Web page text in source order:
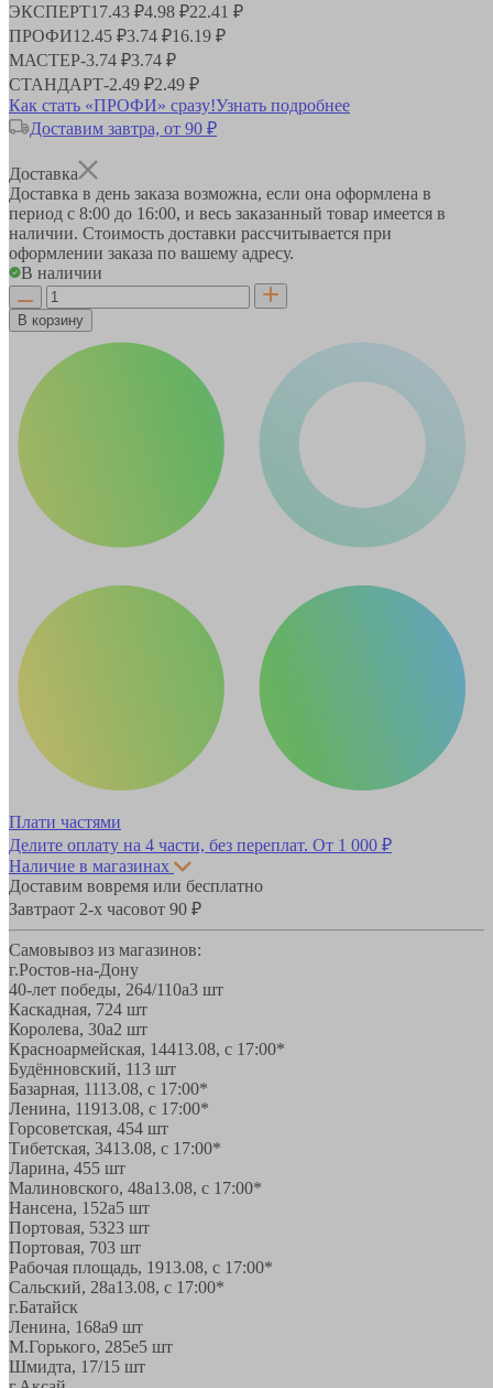
ЭКСПЕРТ17.43 ₽4.98 ₽22.41 ₽
ПРОФИ12.45 ₽3.74 ₽16.19 ₽
МАСТЕР-3.74 ₽3.74 ₽
СТАНДАРТ-2.49 ₽2.49 ₽
Как стать «ПРОФИ» сразу!Узнать подробнее
Доставим завтра, от 90 ₽
Доставка
Доставка в день заказа возможна, если она оформлена в
период с 8:00 до 16:00, и весь заказанный товар имеется в
наличии. Стоимость доставки рассчитывается при
оформлении заказа по вашему адресу.
В наличии
В корзину
Плати частями
Делите оплату на 4 части, без переплат. От 1 000 ₽
Наличие в магазинах
Доставим вовремя или бесплатно
Завтраот 2-х часовот 90 ₽
Самовывоз из магазинов:
г.Ростов-на-Дону
40-лет победы, 264/110а3 шт
Каскадная, 724 шт
Королева, 30а2 шт
Красноармейская, 14413.08, с 17:00*
Будённовский, 113 шт
Базарная, 1113.08, с 17:00*
Ленина, 11913.08, с 17:00*
Горсоветская, 454 шт
Тибетская, 3413.08, с 17:00*
Ларина, 455 шт
Малиновского, 48а13.08, с 17:00*
Нансена, 152а5 шт
Портовая, 5323 шт
Портовая, 703 шт
Рабочая площадь, 1913.08, с 17:00*
Сальский, 28a13.08, с 17:00*
г.Батайск
Ленина, 168а9 шт
М.Горького, 285е5 шт
Шмидта, 17/1 5 шт